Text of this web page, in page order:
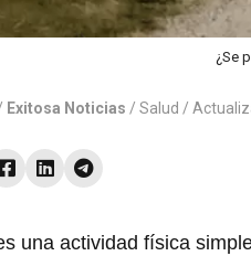
¿Se
Exitosa Noticias / Salud /
una actividad física